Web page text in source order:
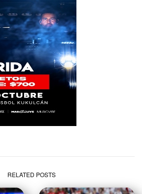
RELATED POSTS